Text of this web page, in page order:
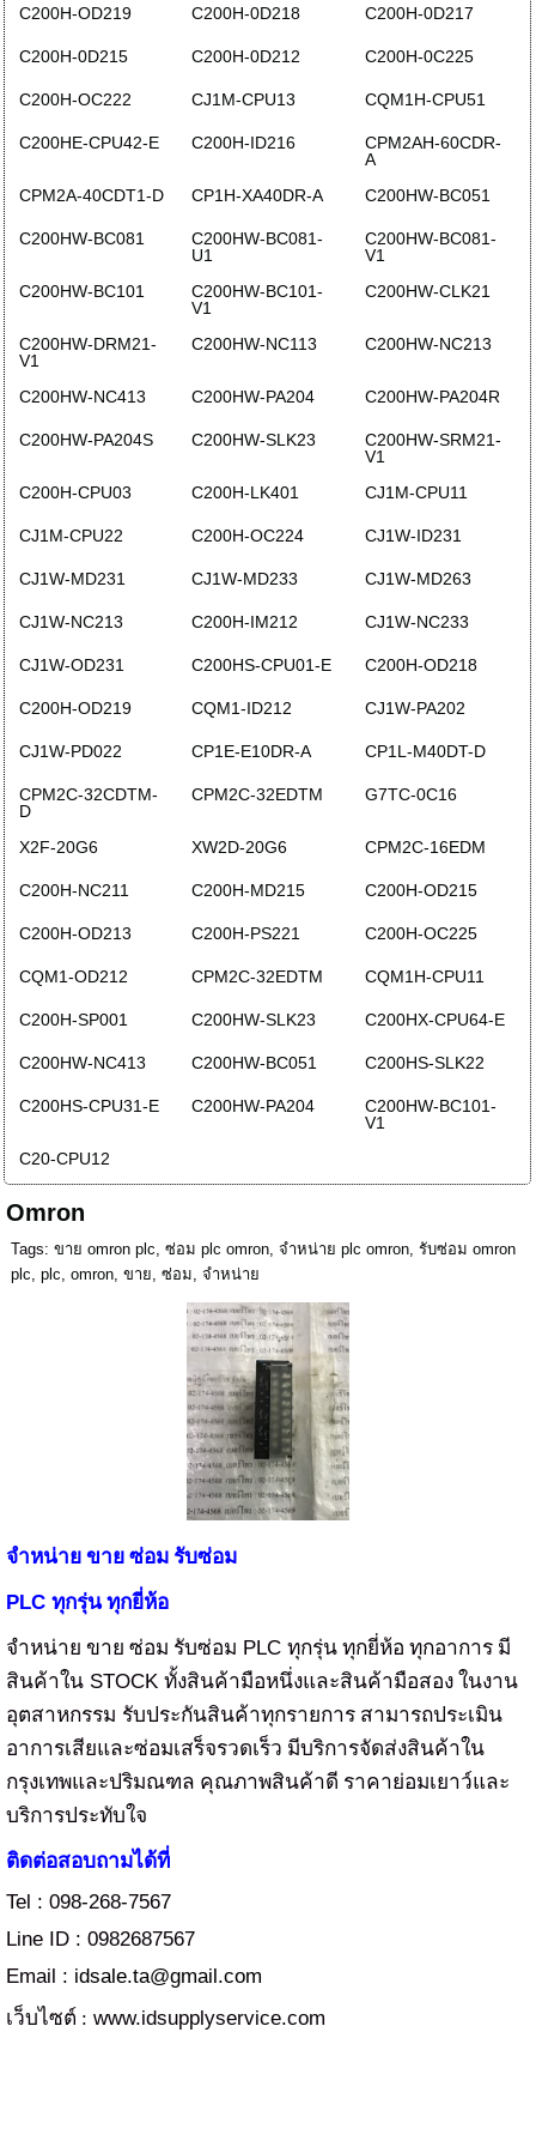
C200H-OD219 C200H-0D218 C200H-0D217
C200H-0D215 C200H-0D212 C200H-0C225
C200H-OC222 CJ1M-CPU13 CQM1H-CPU51
C200HE-CPU42-E C200H-ID216
CPM2AH-60CDR-
A
CPM2A-40CDT1-D
CP1H-XA40DR-A C200HW-BC051
C200HW-BC081
C200HW-BC081-
U1
C200HW-BC081-
V1
C200HW-BC101
C200HW-BC101-
V1
C200HW-CLK21
C200HW-DRM21-
V1
C200HW-NC113 C200HW-NC213
C200HW-NC413 C200HW-PA204 C200HW-PA204R
C200HW-PA204S C200HW-SLK23
C200HW-SRM21-
V1
C200H-CPU03
C200H-LK401 CJ1M-CPU11
CJ1M-CPU22 C200H-OC224 CJ1W-ID231
CJ1W-MD231 CJ1W-MD233 CJ1W-MD263
CJ1W-NC213 C200H-IM212 CJ1W-NC233
CJ1W-OD231 C200HS-CPU01-E C200H-OD218
C200H-OD219 CQM1-ID212 CJ1W-PA202
CJ1W-PD022 CP1E-E10DR-A CP1L-M40DT-D
CPM2C-32CDTM-
D
CPM2C-32EDTM G7TC-0C16
X2F-20G6 XW2D-20G6 CPM2C-16EDM
C200H-NC211 C200H-MD215 C200H-OD215
C200H-OD213 C200H-PS221 C200H-OC225
CQM1-OD212 CPM2C-32EDTM CQM1H-CPU11
C200H-SP001 C200HW-SLK23 C200HX-CPU64-E
C200HW-NC413 C200HW-BC051 C200HS-SLK22
C200HS-CPU31-E C200HW-PA204
C200HW-BC101-
V1
C20-CPU12
Omron
Tags: ขาย omron plc ซ่อม plc omron, จำหน่าย plc omron, รับซ่อม omron
plc plc omron, ขาย ซ่อม จำหน่าย
จำหน่าย ขาย ซ่อม รับซ่อม
PLC ทุกรุ่น ทุกยี่ห้อ
จำหน่าย ขาย ซ่อม รับซ่อม PLC ทุกรุ่น ทุกยี่ห้อ ทุกอาการ มี
สินค้าในSTOCK ทั้งสินค้ามือหนึ่งและสินค้ามือสอง ในงาน
อุตสาหกรรม รับประกันสินค้าทุกรายการ สามารถประเมิน
อาการเสียและซ่อมเสร็จรวดเร็ว มีบริการจัดส่งสินค้าใน
กรุงเทพและปริมณฑล คุณภาพสินค้าดี ราคาย่อมเยาว์และ
บริการประทับใจ
ติดต่อสอบถามได้ที่
Tel : 098-268-7567
Line ID : 0982687567
Email : idsale.ta@gmail.com
เว็บไซต์ : www.idsupplyservice.com